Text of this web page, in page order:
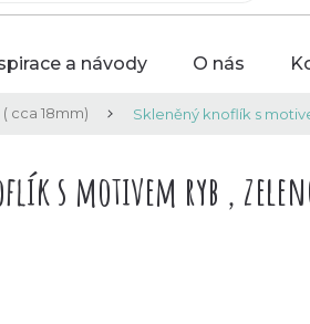
a návody O nás
cca 18mm) Skleněný knoflík s
s motivem ryb ,